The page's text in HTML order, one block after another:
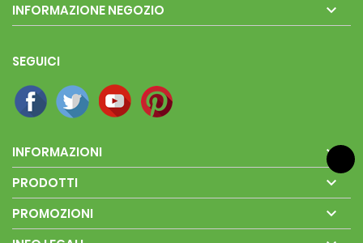
INFORMAZIONE NEGOZIO 
SEGUICI
INFORMAZIONI 
PRODOTTI 
PROMOZIONI 